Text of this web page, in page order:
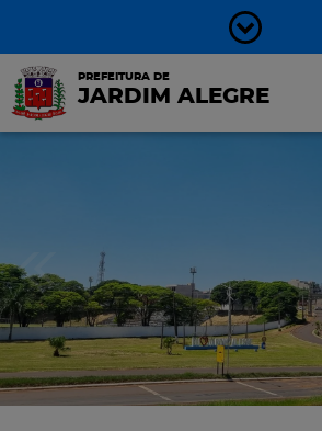
PREFEITURA DE
JARDIM ALEGRE